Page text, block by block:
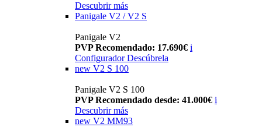
Descubrir más
Panigale V2 / V2 S
Panigale V2
PVP Recomendado: 17.690€ i
Configurador Descúbrela
new V2 S 100
Panigale V2 S 100
PVP Recomendado desde: 41.000€ i
Descubrir más
new V2 MM93